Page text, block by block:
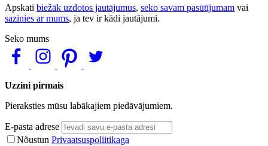
Apskati biežāk uzdotos jautājumus, seko savam pasūtījumam vai
sazinies ar mums, ja tev ir kādi jautājumi.
Seko mums
Uzzini pirmais
Pieraksties mūsu labākajiem piedāvājumiem.
E-pasta adrese
Nõustun Privaatsuspoliitikaga